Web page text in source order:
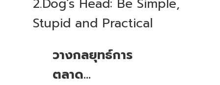
2.Dog’s Head: Be Simple,
Stupid and Practical
วางกลยุทธ์การ
ตลาด...